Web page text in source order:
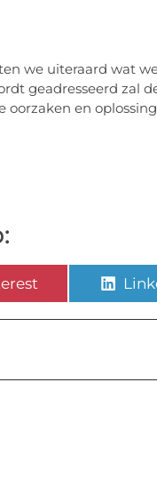
we uiteraard wat
geadresseerd zal
en